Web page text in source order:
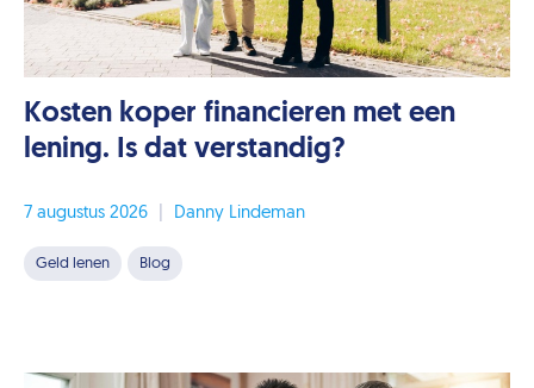
Kosten koper financieren met een
lening. Is dat verstandig?
7 augustus 2026 Danny Lindeman
Geld lenen Blog